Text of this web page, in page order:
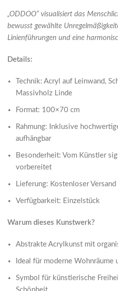
„ODDOO“ visualisiert das
bewusst gewählte
Linienführungen und eine
Details:
Technik: Acryl auf Leinwand,
Massivholz Linde
Format: 100×70 cm
Rahmung: Inklusive
aufhängbar
Besonderheit: Vom Künstler
vorbereitet
Lieferung: Kostenloser
Verfügbarkeit: Einzelstück
Warum dieses Kunstwerk?
Abstrakte Acrylkunst mit
Ideal für moderne Wohnräume
Symbol für künstlerische